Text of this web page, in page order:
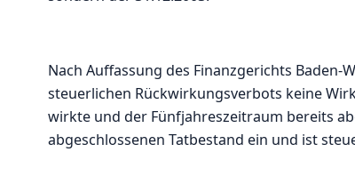
Nach Auffassung des Finanzgerichts
steuerlichen Rückwirkungsverbots keine
wirkte und der Fünfjahreszeitraum bereits
abgeschlossenen Tatbestand ein und ist